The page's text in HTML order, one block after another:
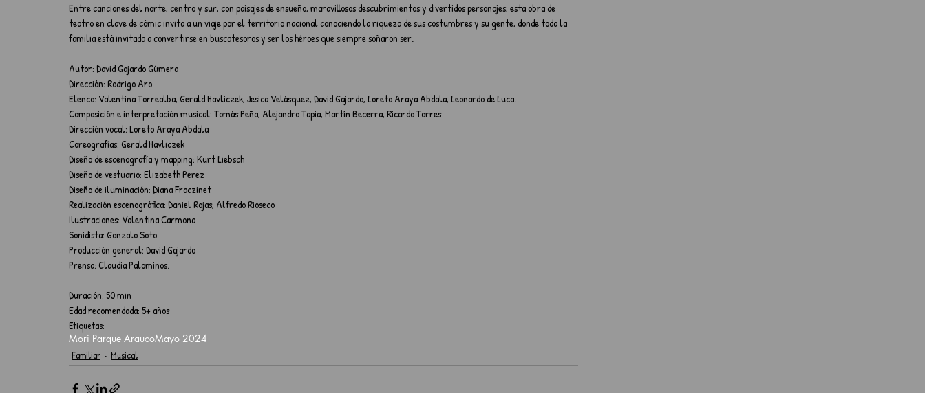
Entre canciones del norte, centro y sur, con paisajes de ensueño, maravillosos descubrimientos y divertidos personajes, esta obra de
teatro en clave de cómic invita a un viaje por el territorio nacional conociendo la riqueza de sus costumbres y su gente, donde toda la
familia está invitada a convertirse en buscatesoros y ser los héroes que siempre soñaron ser.
Autor: David Gajardo Gúmera
Dirección: Rodrigo Aro
Elenco: Valentina Torrealba, Gerald Havliczek, Jesica Velásquez, David Gajardo, Loreto Araya Abdala, Leonardo de Luca.
Composición e interpretación musical: Tomás Peña, Alejandro Tapia, Martín Becerra, Ricardo Torres
Dirección vocal: Loreto Araya Abdala
Coreografías: Gerald Havliczek
Diseño de escenografía y mapping: Kurt Liebsch
Diseño de vestuario: Elizabeth Perez
Diseño de iluminación: Diana Fraczinet
Realización escenográfica: Daniel Rojas, Alfredo Rioseco
Ilustraciones: Valentina Carmona
Sonidista: Gonzalo Soto
Producción general: David Gajardo
Prensa: Claudia Palominos.
Duración: 50 min
Edad recomendada: 5+ años
Etiquetas:
Mori Parque AraucoMayo 2024
Familiar
Musical